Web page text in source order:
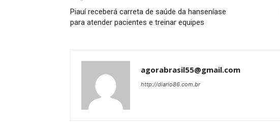
Piauí receberá carreta de saúde da hanseníase
para atender pacientes e treinar equipes
agorabrasil55@gmail.com
http://diario86.com.br